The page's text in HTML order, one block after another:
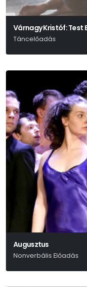
Várnagy Kristóf: Test
Táncelőadás
Augusztus
Nonverbális Előadás